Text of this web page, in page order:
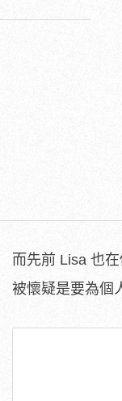
而先前 Lisa 也
被懷疑是要為個